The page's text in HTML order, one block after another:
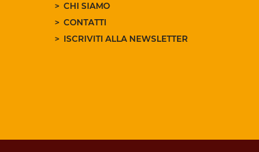
CHI SIAMO
CONTATTI
ISCRIVITI ALLA NEWSLETTER